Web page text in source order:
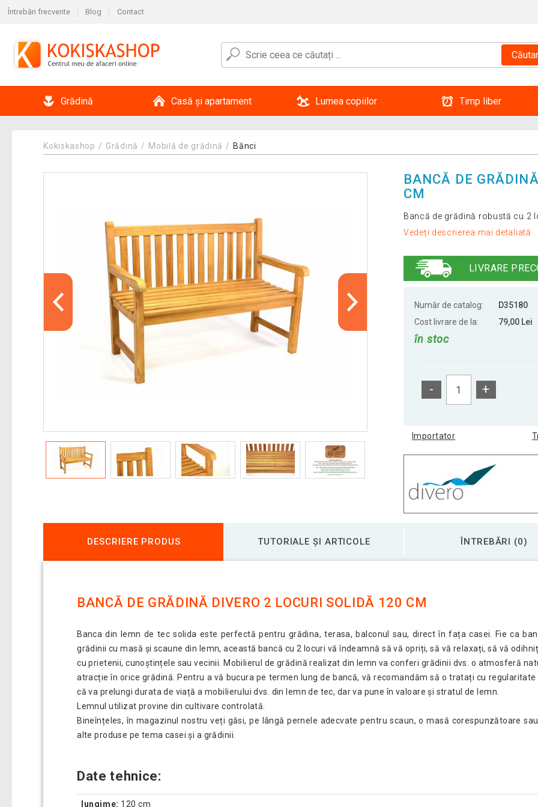
Întrebări frecvente Blog Contact
Grădină Casă și apartament Lumea copiilor Timp liber
Kokiskashop Grădină Mobilă de grădină Bănci
BANCĂ DE
CM
Bancă de grădină robustă cu 2
Vedeți descrierea mai detaliată
LIVRARE
Număr de catalog:
D35180
Cost livrare de la:
79,00 Lei
în stoc
- +
Importator
DESCRIERE PRODUS TUTORIALE ȘI ARTICOLE ÎNTREBĂRI (0)
BANCĂ DE GRĂDINĂ DIVERO 2 LOCURI SOLIDĂ 120 CM
Banca din lemn de tec solida este perfectă pentru grădina, terasa, balconul sau, direct în fața casei. Fie ca
grădinii cu masă și scaune din lemn, această bancă cu 2 locuri vă îndeamnă să vă opriți, să vă relaxați, să vă
cu prietenii, cunoștințele sau vecinii. Mobilierul de grădină realizat din lemn va conferi grădinii dvs. o atmosferă
atracție în orice grădină. Pentru a vă bucura pe termen lung de bancă, vă recomandăm să o tratați cu
că va prelungi durata de viață a mobilierului dvs. din lemn de tec, dar va pune în valoare și stratul de lemn.
Lemnul utilizat provine din cultivare controlată.
Bineînțeles, în magazinul nostru veți găsi, pe lângă pernele adecvate pentru scaun, o masă corespunzătoare
alte produse pe tema casei și a grădinii.
Date tehnice:
lungime: 120 cm